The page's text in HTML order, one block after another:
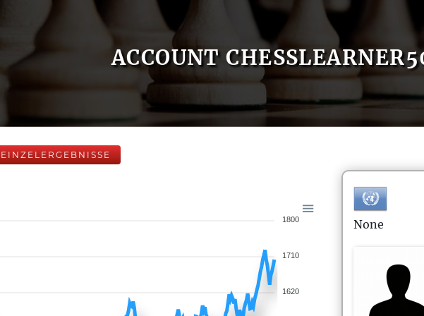
ACCOUNT
EINZELERGEBNISSE
1800
1710
1620
None